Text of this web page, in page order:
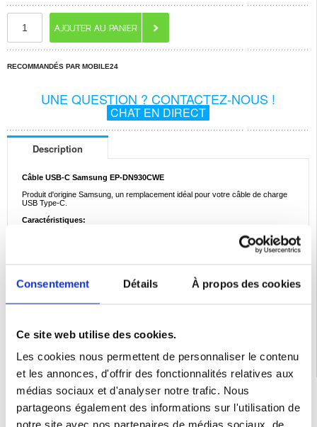
Consentement Détails À propos des cookies
Ce site web utilise des cookies.
Les cookies nous permettent de personnaliser le contenu
et les annonces, d'offrir des fonctionnalités relatives aux
médias sociaux et d'analyser notre trafic. Nous
partageons également des informations sur l'utilisation de
notre site avec nos partenaires de médias sociaux, de
RECOMMANDÉS PAR MOBILE24
UNE QUESTION ? CONTACTEZ-NOUS !
CHAT EN DIRECT
Description
Câble USB-C Samsung EP-DN930CWE
Produit d'origine Samsung, un remplacement idéal pour votre câble de charge
USB Type-C.
Caractéristiques:
EAN: 5712579123848
Catégories associées:
LIVRAISON RAPIDE
7 % DE RÉDUCTION
POUR LES MEMBRES DU CLUB24